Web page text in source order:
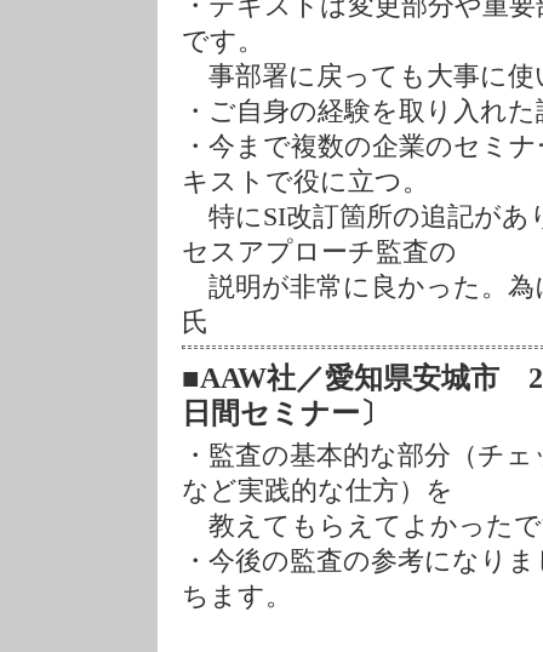
です。
事部署に戻っても大事に
・ご自身の経験を取り入れ
・今まで複数の企業のセミ
キストで役に立つ。
特にSI改訂箇所の追記があ
セスアプローチ監査の
説明が非常に良かっ
氏
■AAW社／愛知県安城市
日間セミナー〕
・監査の基本的な部分（チ
など実践的な仕方）を
教えてもらえてよかった
・今後の監査の参考になり
ちます。